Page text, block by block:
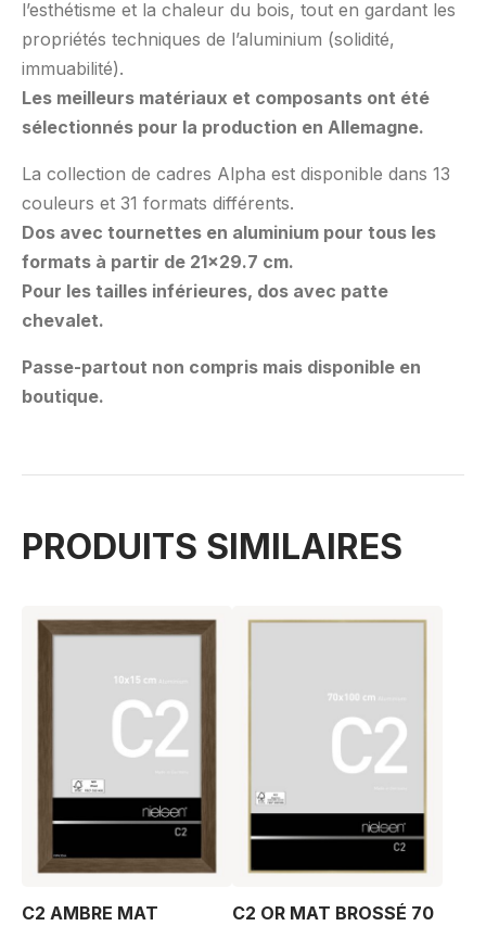
l’esthétisme et la chaleur du bois, tout en gardant les
propriétés techniques de l’aluminium (solidité,
immuabilité).
Les meilleurs matériaux et composants ont été
sélectionnés pour la production en Allemagne.
La collection de cadres Alpha est disponible dans 13
couleurs et 31 formats différents.
Dos avec tournettes en aluminium pour tous les
formats à partir de 21×29.7 cm.
Pour les tailles inférieures, dos avec patte
chevalet.
Passe-partout non compris mais disponible en
boutique.
PRODUITS SIMILAIRES
C2 AMBRE MAT
C2 OR MAT BROSSÉ 70